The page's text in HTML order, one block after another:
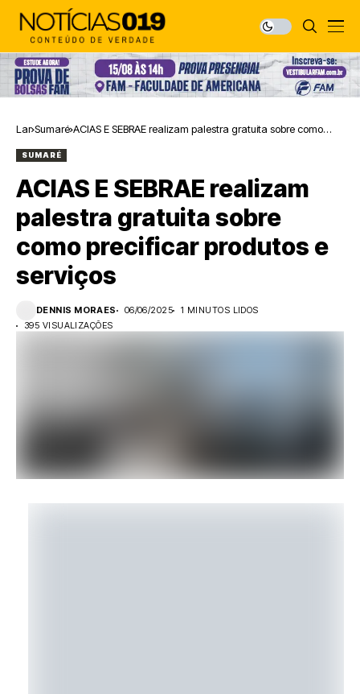
Lar Sumaré ACIAS E SEBRAE realizam palestra gratuita sobre como
SUMARÉ
ACIAS E SEBRAE realizam
palestra gratuita sobre
como precificar produtos e
serviços
DENNIS MORAES 06/06/2025
1 MINUTOS LIDOS
395 VISUALIZAÇÕES